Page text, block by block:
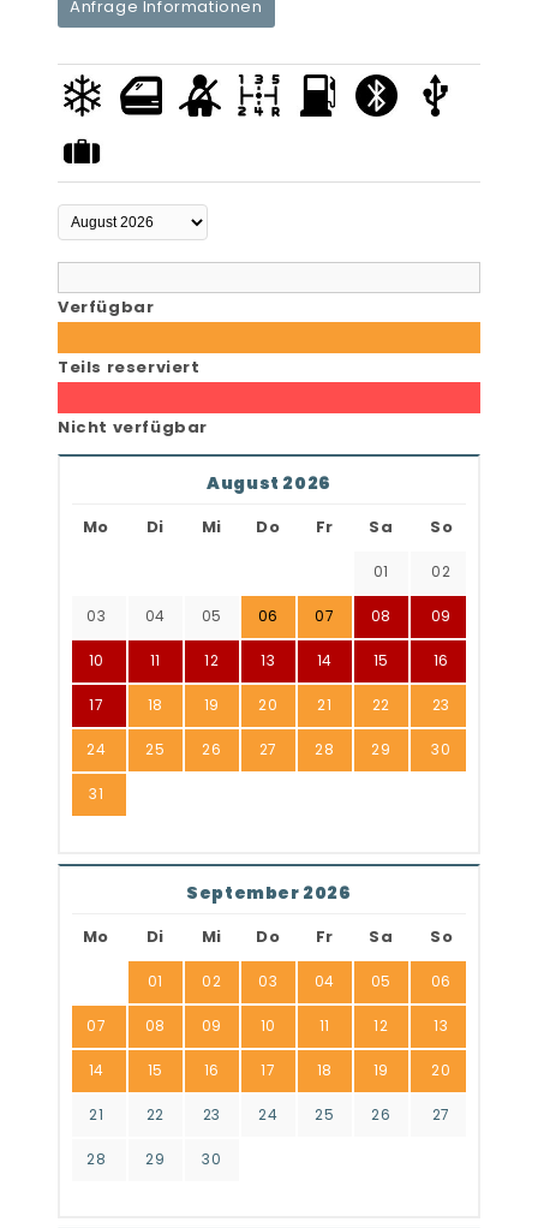
Anfrage Informationen
Verfügbar
Teils reserviert
Nicht verfügbar
August 2026
Mo Di Mi Do Fr Sa So
01 02
03 04 05 06 07 08 09
10 11 12 13 14 15 16
17 18 19 20 21 22 23
24 25 26 27 28 29 30
31
September 2026
Mo Di Mi Do Fr Sa So
01 02 03 04 05 06
07 08 09 10 11 12 13
14 15 16 17 18 19 20
21 22 23 24 25 26 27
28 29 30